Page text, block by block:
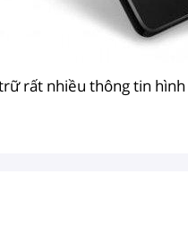
rất nhiều thông tin